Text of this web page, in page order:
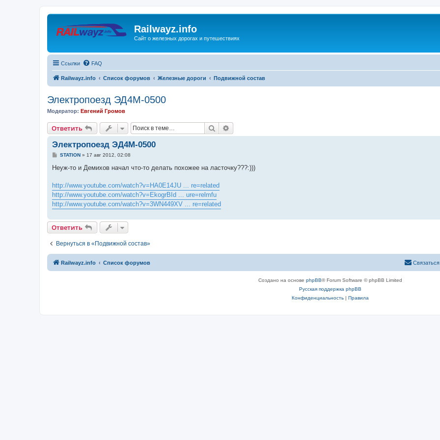
Railwayz.info
Сайт о железных дорогах и путешествиях
Ссылки FAQ
Railwayz.info Список форумов Железные дороги Подвижной состав
Электропоезд ЭД4М-0500
Модератор: Евгений Громов
Ответить Поиск
Электропоезд ЭД4М-0500
С
о
б
е
н
и
е
STATION» 17 авг 2012, 02:08
Неуж-то и Демихов начал что-то делать похожее на ласточку???:)))
http://www.youtube.com/watch?v=HA0E14JU ... re=related
http://www.youtube.com/watch?v=EkogrBId ... ure=relmfu
http://www.youtube.com/watch?v=3WN449XV ... re=related
Ответить
Вернуться в «Подвижной состав»
Railwayz.info Список форумов
Создано на основе phpBB® Forum Software © phpBB Limited
Русская поддержка phpBB
Конфиденциальность| Правила